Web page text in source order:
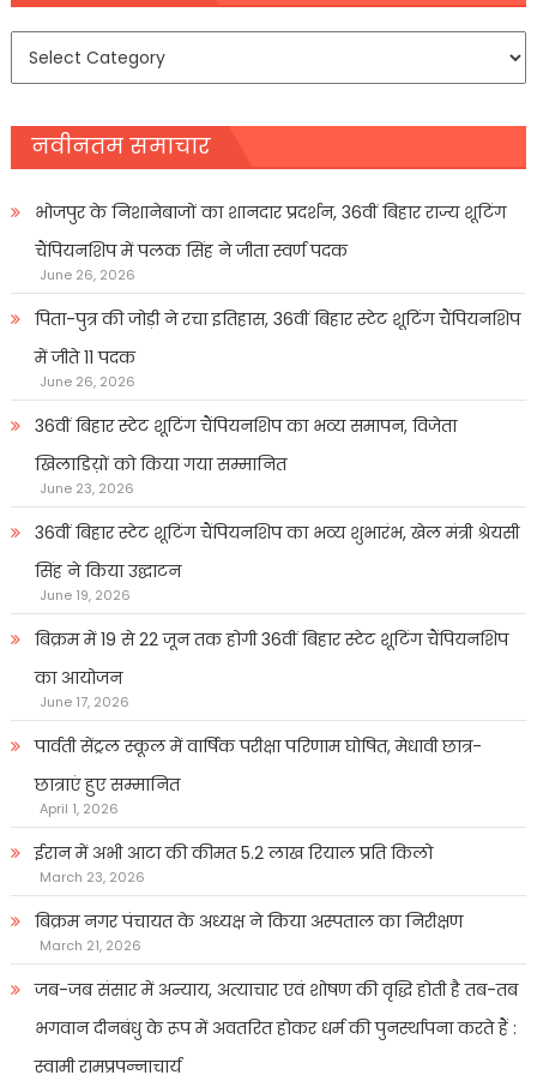
नवीनतम समाचार
भोजपुर के निशानेबाजों का शानदार प्रदर्शन, 36वीं बिहार राज्य शूटिंग
चैंपियनशिप में पलक सिंह ने जीता स्वर्ण पदक
June 26, 2026
पिता-पुत्र की जोड़ी ने रचा इतिहास, 36वीं बिहार स्टेट शूटिंग चैंपियनशिप
में जीते 11 पदक
June 26, 2026
36वीं बिहार स्टेट शूटिंग चैंपियनशिप का भव्य समापन, विजेता
खिलाडिय़ों को किया गया सम्मानित
June 23, 2026
36वीं बिहार स्टेट शूटिंग चैंपियनशिप का भव्य शुभारंभ, खेल मंत्री श्रेयसी
सिंह ने किया उद्घाटन
June 19, 2026
बिक्रम में 19 से 22 जून तक होगी 36वीं बिहार स्टेट शूटिंग चैंपियनशिप
का आयोजन
June 17, 2026
पार्वती सेंट्रल स्कूल में वार्षिक परीक्षा परिणाम घोषित, मेधावी छात्र-
छात्राएं हुए सम्मानित
April 1, 2026
ईरान में अभी आटा की कीमत 5.2 लाख रियाल प्रति किलो
March 23, 2026
बिक्रम नगर पंचायत के अध्यक्ष ने किया अस्पताल का निरीक्षण
March 21, 2026
जब-जब संसार में अन्याय, अत्याचार एवं शोषण की वृद्धि होती है तब-तब
भगवान दीनबंधु के रूप में अवतरित होकर धर्म की पुनर्स्थापना करते हैं :
स्वामी रामप्रपन्नाचार्य